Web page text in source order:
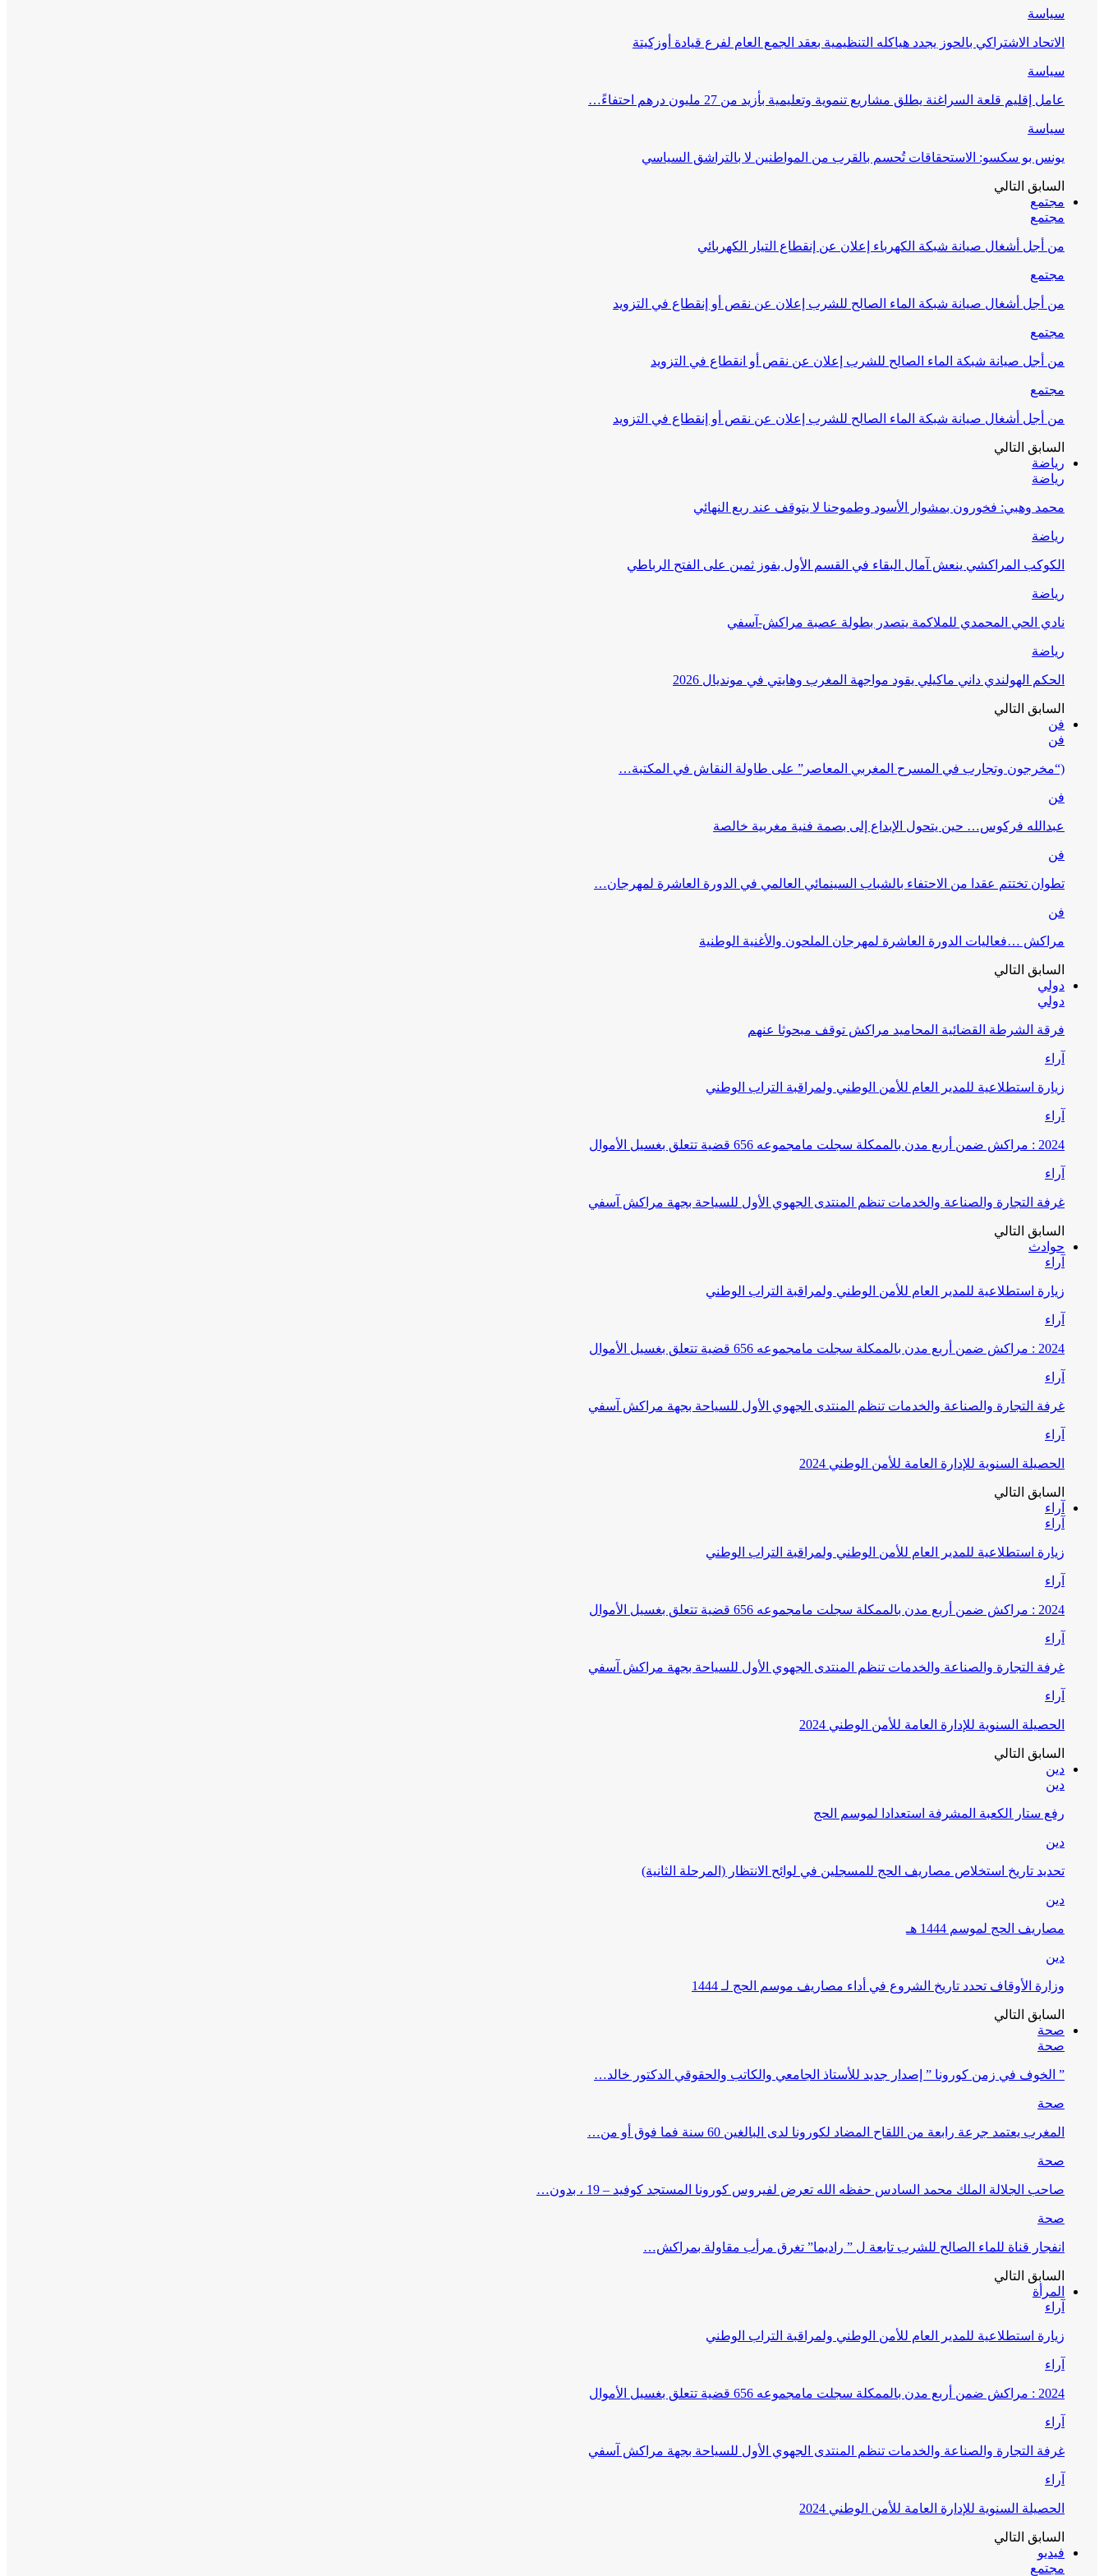
سياسة
الاتحاد الاشتراكي بالحوز يجدد هياكله التنظيمية بعقد الجمع العام لفرع قيادة أوزكيتة
سياسة
عامل إقليم قلعة السراغنة يطلق مشاريع تنموية وتعليمية بأزيد من 27 مليون درهم احتفاءً…
سياسة
يونس بو سكسو: الاستحقاقات تُحسم بالقرب من المواطنين لا بالتراشق السياسي
السابق التالي
مجتمع
مجتمع
من أجل أشغال صيانة شبكة الكهرباء إعلان عن إنقطاع التيار الكهربائي
مجتمع
من أجل أشغال صيانة شبكة الماء الصالح للشرب إعلان عن نقص أو إنقطاع في التزويد
مجتمع
من أجل صيانة شبكة الماء الصالح للشرب إعلان عن نقص أو انقطاع في التزويد
مجتمع
من أجل أشغال صيانة شبكة الماء الصالح للشرب إعلان عن نقص أو إنقطاع في التزويد
السابق التالي
رياضة
رياضة
محمد وهبي: فخورون بمشوار الأسود وطموحنا لا يتوقف عند ربع النهائي
رياضة
الكوكب المراكشي ينعش آمال البقاء في القسم الأول بفوز ثمين على الفتح الرباطي
رياضة
نادي الحي المحمدي للملاكمة يتصدر بطولة عصبة مراكش-آسفي
رياضة
الحكم الهولندي داني ماكيلي يقود مواجهة المغرب وهايتي في مونديال 2026
السابق التالي
فن
فن
(“مخرجون وتجارب في المسرح المغربي المعاصر” على طاولة النقاش في المكتبة…
فن
عبدالله فركوس… حين يتحول الإبداع إلى بصمة فنية مغربية خالصة
فن
تطوان تختتم عقدا من الاحتفاء بالشباب السينمائي العالمي في الدورة العاشرة لمهرجان…
فن
مراكش …فعاليات الدورة العاشرة لمهرجان الملحون والأغنية الوطنية
السابق التالي
دولي
دولي
فرقة الشرطة القضائية المحاميد مراكش توقف مبحوثا عنهم
آراء
زيارة استطلاعية للمدير العام للأمن الوطني ولمراقبة التراب الوطني
آراء
2024 : مراكش ضمن أربع مدن بالممكلة سجلت مامجموعه 656 قضية تتعلق بغسيل الأموال
آراء
غرفة التجارة والصناعة والخدمات تنظم المنتدى الجهوي الأول للسياحة بجهة مراكش آسفي
السابق التالي
حوادث
آراء
زيارة استطلاعية للمدير العام للأمن الوطني ولمراقبة التراب الوطني
آراء
2024 : مراكش ضمن أربع مدن بالممكلة سجلت مامجموعه 656 قضية تتعلق بغسيل الأموال
آراء
غرفة التجارة والصناعة والخدمات تنظم المنتدى الجهوي الأول للسياحة بجهة مراكش آسفي
آراء
الحصيلة السنوية للإدارة العامة للأمن الوطني 2024
السابق التالي
آراء
آراء
زيارة استطلاعية للمدير العام للأمن الوطني ولمراقبة التراب الوطني
آراء
2024 : مراكش ضمن أربع مدن بالممكلة سجلت مامجموعه 656 قضية تتعلق بغسيل الأموال
آراء
غرفة التجارة والصناعة والخدمات تنظم المنتدى الجهوي الأول للسياحة بجهة مراكش آسفي
آراء
الحصيلة السنوية للإدارة العامة للأمن الوطني 2024
السابق التالي
دين
دين
رفع ستار الكعبة المشرفة استعدادا لموسم الحج
دين
تحديد تاريخ استخلاص مصاريف الحج للمسجلين في لوائح الانتظار (المرحلة الثانية)
دين
مصاريف الحج لموسم 1444 هـ
دين
وزارة الأوقاف تحدد تاريخ الشروع في أداء مصاريف موسم الحج لـ 1444
السابق التالي
صحة
صحة
” الخوف في زمن كورونا ” إصدار جديد للأستاذ الجامعي والكاتب والحقوقي الدكتور خالد…
صحة
المغرب يعتمد جرعة رابعة من اللقاح المضاد لكورونا لدى البالغين 60 سنة فما فوق أو من…
صحة
صاحب الجلالة الملك محمد السادس حفظه الله تعرض لفيروس كورونا المستجد كوفيد – 19 ، بدون…
صحة
انفجار قناة للماء الصالح للشرب تابعة ل ” راديما” تغرق مرأب مقاولة بمراكش…
السابق التالي
المرأة
آراء
زيارة استطلاعية للمدير العام للأمن الوطني ولمراقبة التراب الوطني
آراء
2024 : مراكش ضمن أربع مدن بالممكلة سجلت مامجموعه 656 قضية تتعلق بغسيل الأموال
آراء
غرفة التجارة والصناعة والخدمات تنظم المنتدى الجهوي الأول للسياحة بجهة مراكش آسفي
آراء
الحصيلة السنوية للإدارة العامة للأمن الوطني 2024
السابق التالي
فيديو
مجتمع